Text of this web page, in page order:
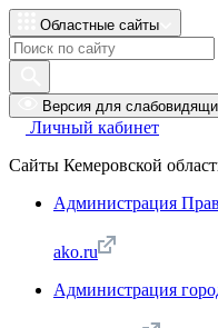
Областные сайты
Версия для
Личный кабинет
Сайты Кемеровской
Администрация
ako.ru
Администрация